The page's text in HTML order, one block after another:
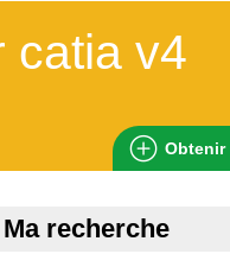
catia v4
Obtenir
Ma recherche